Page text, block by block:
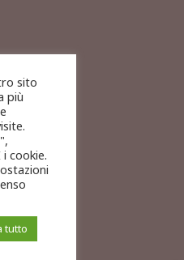
sito
più
cookie.
tutto